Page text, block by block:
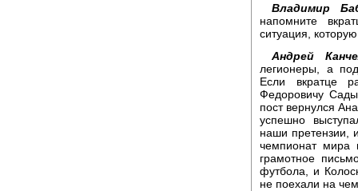
Владимир
напомните
ситуация,
Андрей
легионеры, а
Если вкратце
Федоровичу
пост вернулся
успешно
наши претензии,
чемпионат мира
грамотное
футбола, и
не поехали на